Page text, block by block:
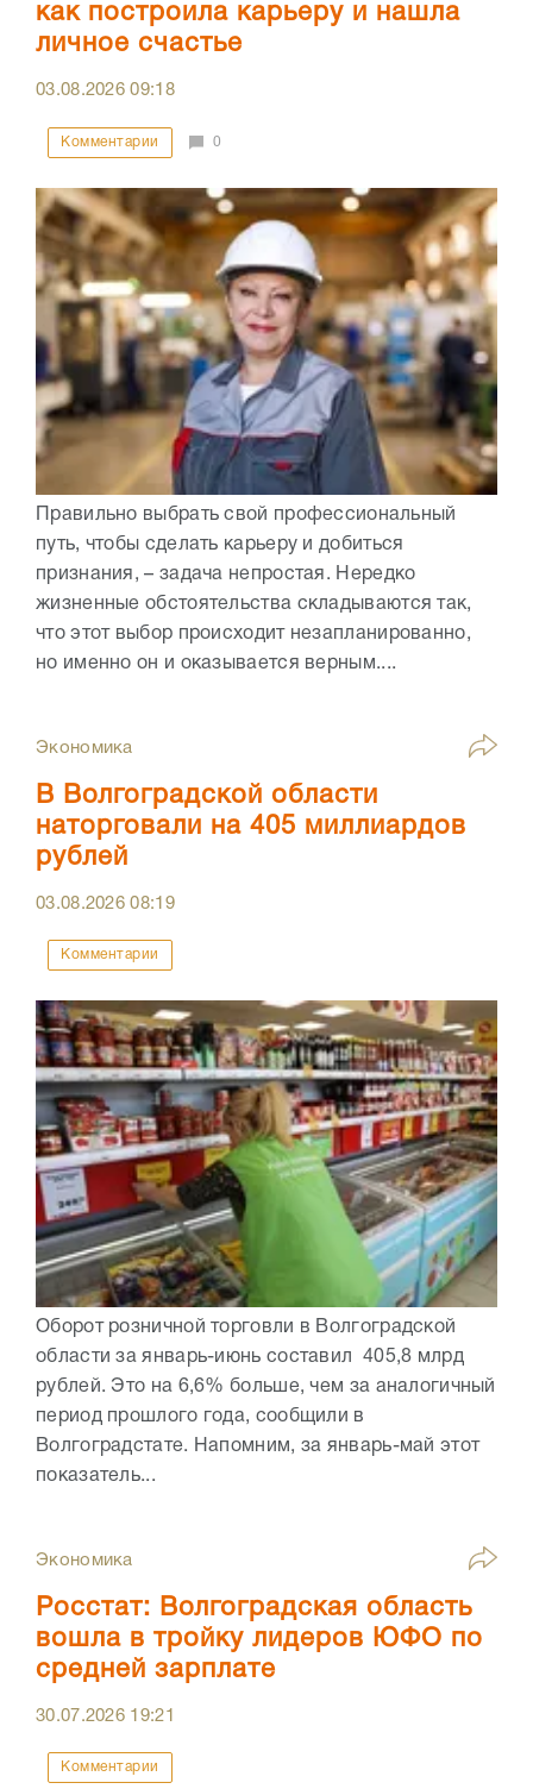
как построила карьеру и нашла
личное счастье
03.08.202609:18
Комментарии 0
Правильно выбрать свой профессиональный
путь, чтобы сделать карьеру и добиться
признания, – задача непростая. Нередко
жизненные обстоятельства складываются так,
что этот выбор происходит незапланированно,
но именно он и оказывается верным....
Экономика
В Волгоградской области
наторговали на 405 миллиардов
рублей
03.08.202608:19
Комментарии
Оборот розничной торговли в Волгоградской
области за январь-июнь составил 405,8 млрд
рублей. Это на 6,6% больше, чем за аналогичный
период прошлого года, сообщили в
Волгоградстате. Напомним, за январь-май этот
показатель...
Экономика
Росстат: Волгоградская область
вошла в тройку лидеров ЮФО по
средней зарплате
30.07.2026 19:21
Комментарии